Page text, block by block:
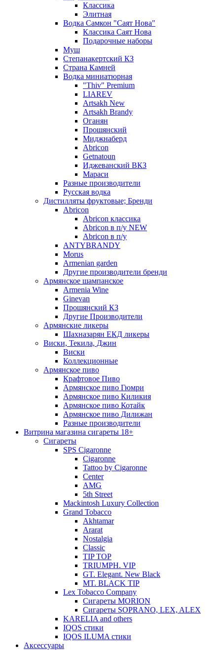
Классика
Элитная
Водка Самкон "Саят Нова"
Классика Саят Нова
Подарочные наборы
Муш
Степанакертский КЗ
Страна Камней
Водка миниатюрная
"Thiv" Premium
LIAREV
Artsakh New
Artsakh Brandy
Оганян
Прошянский
Миджнаберд
Abricon
Getnatoun
Иджеванский ВКЗ
Мараси
Разные производители
Русская водка
Дистилляты фруктовые; Бренди
Abricon
Abricon классика
Abricon в п/у NEW
Abricon в п/у
ANTYBRANDY
Morus
Armenian garden
Другие производители бренди
Армянское шампанское
Armenia Wine
Ginevan
Прошянский КЗ
Другие Производители
Армянские ликеры
Шахназарян ЕКД ликеры
Виски, Текила, Джин
Виски
Коллекционные
Армянское пиво
Крафтовое Пиво
Армянское пиво Гюмри
Армянское пиво Киликия
Армянское пиво Котайк
Армянское пиво Дилижан
Разные производители
Витрина магазина сигареты 18+
Cигареты
SPS Cigaronne
Сigaronne
Tattoo by Cigaronne
Center
AMG
5th Street
Mackintosh Luxury Collection
Grand Tobacco
Akhtamar
Ararat
Nostalgia
Classic
TIP TOP
TRIUMPH. VIP
GT. Elegant. New Black
MT. BLACK TIP
Lex Tobacco Company
Сигареты MORION
Сигареты SOPRANO, LEX, ALEX
KARELIA and others
IQOS стики
IQOS ILUMA стики
Аксессуары